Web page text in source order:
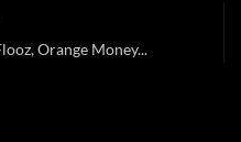
Orange Money...